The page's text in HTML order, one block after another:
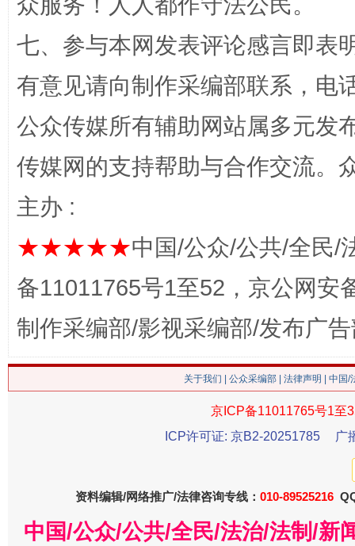
谢
七、参与本网发表评论感言即表
有意见请向制作采编部联系，电
公众传媒所有辅助网站属多元发
传媒网的支持帮助与合作交流。
主办 :
★★★★★中国/公众/公共/全民/
备11011765号1至52，京公网安
制作采编部/影视采编部/发布广
关于我们 公众采编部 法律声明 | 中国
京ICP备11011765号1至
ICP许可证: 京B2-20251785
广
资料编辑/网络推广/法律咨询专线： 010-89525216
中国/公众/公共/全民/法治/法制/新